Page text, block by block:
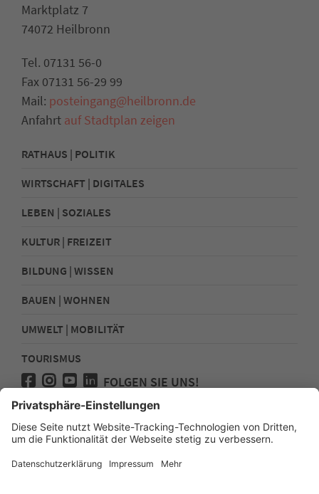
Marktplatz 7
74072 Heilbronn
Tel. 07131 56-0
Fax 07131 56-29 99
Mail: posteingang@heilbronn.de
Anfahrt auf Stadtplan zeigen
RATHAUS | POLITIK
WIRTSCHAFT | DIGITALES
LEBEN | SOZIALES
KULTUR | FREIZEIT
BILDUNG | WISSEN
BAUEN | WOHNEN
UMWELT | MOBILITÄT
TOURISMUS
FOLGEN SIE UNS!
Presse
Kontakt
Impressum